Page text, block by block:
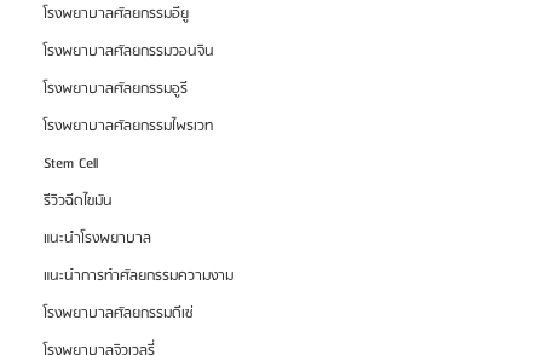
โรงพยาบาลศัลยกรรมอียู
โรงพยาบาลศัลยกรรมวอนจิน
โรงพยาบาลศัลยกรรมอูรี
โรงพยาบาลศัลยกรรมไพรเวท
Stem Cell
รีวิวฉีดไขมัน
แนะนำโรงพยาบาล
แนะนำการทำศัลยกรรมความงาม
โรงพยาบาลศัลยกรรมดีเซ่